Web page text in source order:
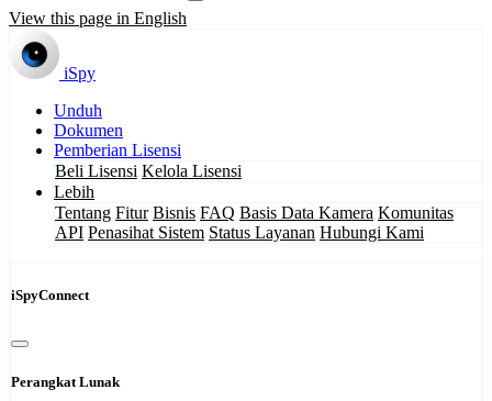
View this page in English
iSpy
Unduh
Dokumen
Pemberian Lisensi
Beli Lisensi Kelola Lisensi
Lebih
Tentang Fitur Bisnis FAQ Basis Data Kamera Komunitas
API Penasihat Sistem Status Layanan Hubungi Kami
iSpyConnect
Perangkat Lunak